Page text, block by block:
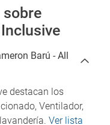
Barú - All
destacan los
Ventilador,
Ver lista